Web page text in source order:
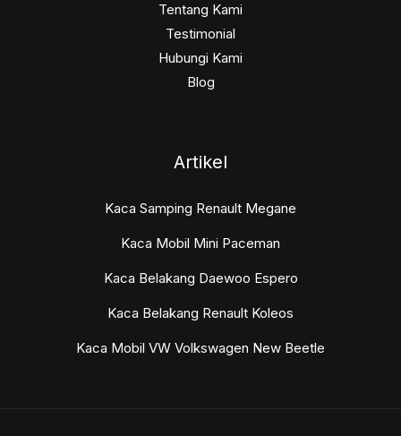
Tentang Kami
Testimonial
Hubungi Kami
Blog
Artikel
Kaca Samping Renault Megane
Kaca Mobil Mini Paceman
Kaca Belakang Daewoo Espero
Kaca Belakang Renault Koleos
Kaca Mobil VW Volkswagen New Beetle